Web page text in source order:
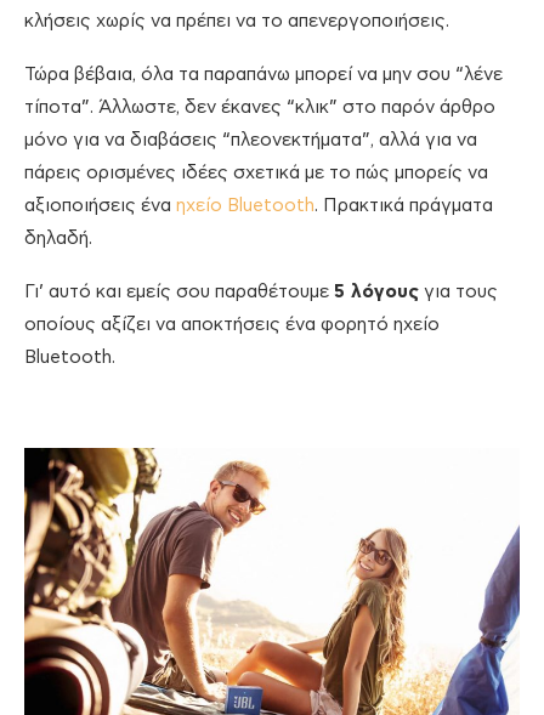
κλήσεις χωρίς να πρέπει να το απενεργοποιήσεις.
Τώρα βέβαια, όλα τα παραπάνω μπορεί να μην σου “λένε
τίποτα”. Άλλωστε, δεν έκανες “κλικ” στο παρόν άρθρο
μόνο για να διαβάσεις “πλεονεκτήματα”, αλλά για να
πάρεις ορισμένες ιδέες σχετικά με το πώς μπορείς να
αξιοποιήσεις ένα ηχείο Bluetooth. Πρακτικά πράγματα
δηλαδή.
Γι’ αυτό και εμείς σου παραθέτουμε 5 λόγους για τους
οποίους αξίζει να αποκτήσεις ένα φορητό ηχείο
Bluetooth.